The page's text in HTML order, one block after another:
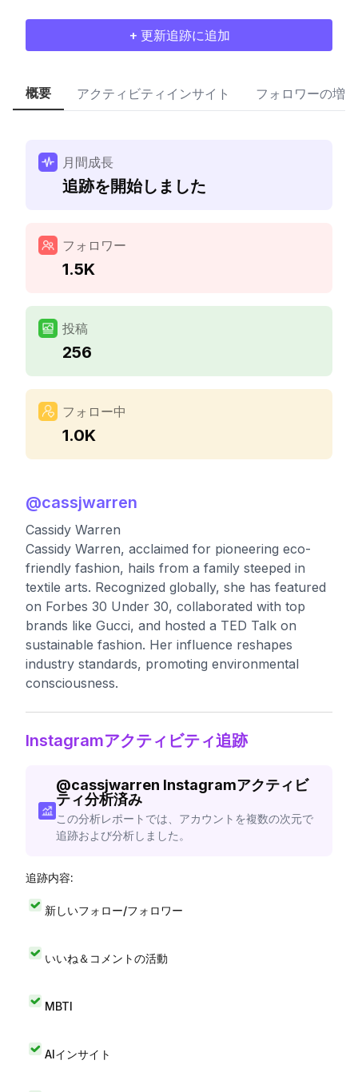
+ 更新追跡に追加
概要 アクティビティインサイト フォロワーの増加
月間成長
追跡を開始しました
フォロワー
1.5K
投稿
256
フォロー中
1.0K
@cassjwarren
Cassidy Warren
Cassidy Warren, acclaimed for pioneering eco-
friendly fashion, hails from a family steeped in
textile arts. Recognized globally, she has featured
on Forbes 30 Under 30, collaborated with top
brands like Gucci, and hosted a TED Talk on
sustainable fashion. Her influence reshapes
industry standards, promoting environmental
consciousness.
Instagramアクティビティ追跡
@cassjwarren Instagramアクティビ
ティ分析済み
この分析レポートでは、アカウントを複数の次元で
追跡および分析しました。
追跡内容:
新しいフォロー/フォロワー
いいね＆コメントの活動
MBTI
AIインサイト